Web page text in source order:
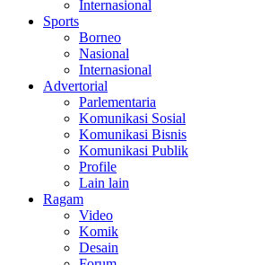
Internasional
Sports
Borneo
Nasional
Internasional
Advertorial
Parlementaria
Komunikasi Sosial
Komunikasi Bisnis
Komunikasi Publik
Profile
Lain lain
Ragam
Video
Komik
Desain